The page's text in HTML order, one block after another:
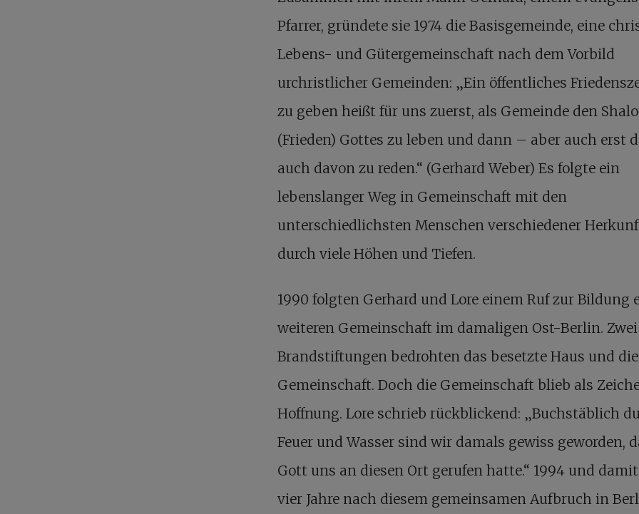
Pfarrer, gründete sie 1974 die Basisgemeinde, eine
Lebens- und Gütergemeinschaft nach dem Vorbild
urchristlicher Gemeinden: „Ein öffentliches
zu geben heißt für uns zuerst, als Gemeinde den
(Frieden) Gottes zu leben und dann – aber auch erst
auch davon zu reden.“ (Gerhard Weber) Es folgte ein
lebenslanger Weg in Gemeinschaft mit den
unterschiedlichsten Menschen verschiedener
durch viele Höhen und Tiefen.
1990 folgten Gerhard und Lore einem Ruf zur Bildung
weiteren Gemeinschaft im damaligen Ost-Berlin. Zwei
Brandstiftungen bedrohten das besetzte Haus und die
Gemeinschaft. Doch die Gemeinschaft blieb als
Hoffnung. Lore schrieb rückblickend: „Buchstäblich
Feuer und Wasser sind wir damals gewiss geworden,
Gott uns an diesen Ort gerufen hatte.“ 1994 und
vier Jahre nach diesem gemeinsamen Aufbruch in